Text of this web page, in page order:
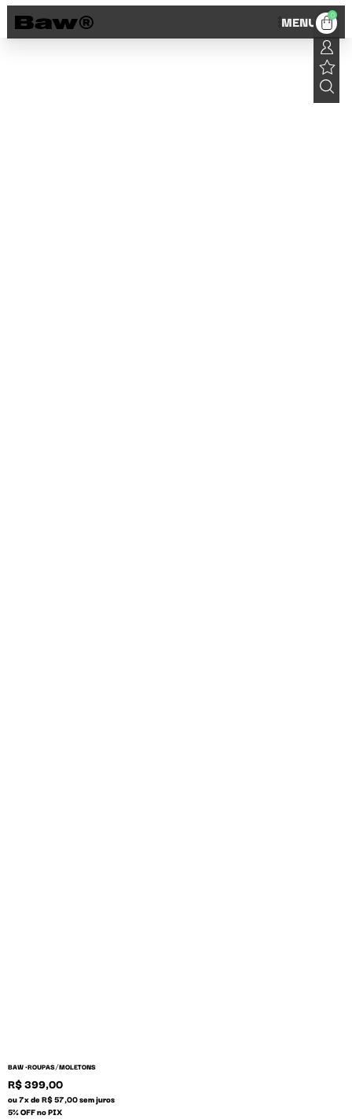
MENU 0
BAW •ROUPAS/MOLETONS
R$ 399,00
ou 7x de R$ 57,00 sem juros
5% OFF no PIX